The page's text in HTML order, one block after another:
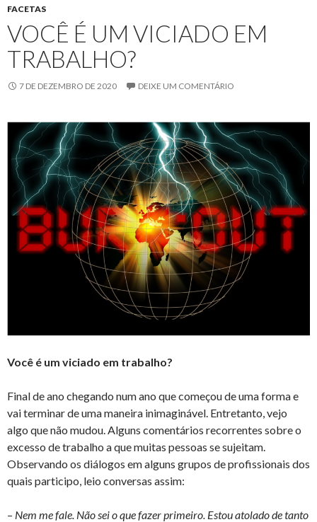
FACETAS
VOCÊ É UM VICIADO EM
TRABALHO?
7 DE DEZEMBRO DE 2020 DEIXE UM COMENTÁRIO
Você é um viciado em trabalho?
Final de ano chegando num ano que começou de uma forma e
vai terminar de uma maneira inimaginável. Entretanto, vejo
algo que não mudou. Alguns comentários recorrentes sobre o
excesso de trabalho a que muitas pessoas se sujeitam.
Observando os diálogos em alguns grupos de profissionais dos
quais participo, leio conversas assim:
– Nem me fale. Não sei o que fazer primeiro. Estou atolado de tanto